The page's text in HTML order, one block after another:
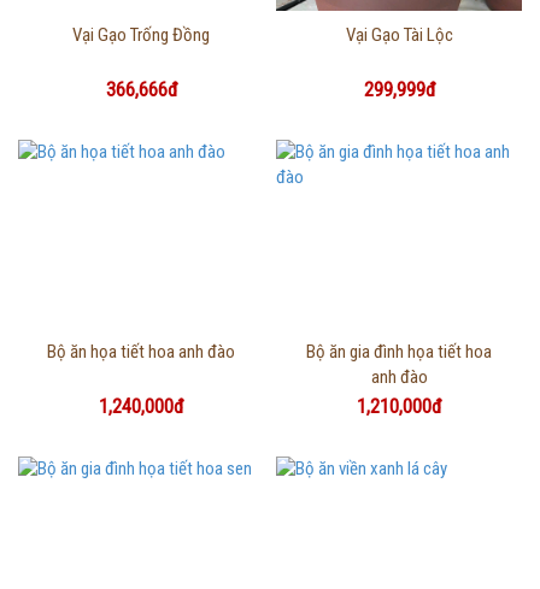
Thông tin chi tiết
Vại Gạo Trống Đồng
366,666đ
Thông tin chi tiết
Vại Gạo Tài Lộc
299,999đ
Thông tin chi tiết
Bộ ăn họa tiết hoa anh đào
1,240,000đ
Thông tin chi tiết
Bộ ăn gia đình họa tiết hoa
anh đào
1,210,000đ